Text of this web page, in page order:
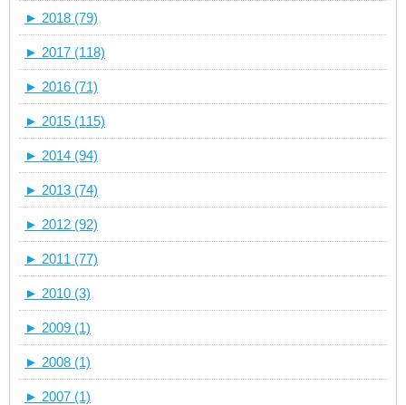
► 2018 (79)
► 2017 (118)
► 2016 (71)
► 2015 (115)
► 2014 (94)
► 2013 (74)
► 2012 (92)
► 2011 (77)
► 2010 (3)
► 2009 (1)
► 2008 (1)
► 2007 (1)